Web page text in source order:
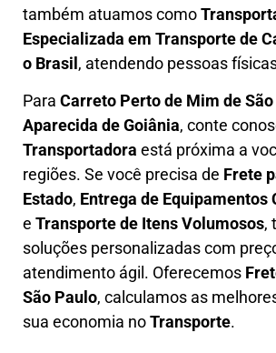
também atuamos como
Especializada em Transporte de
o Brasil, atendendo pessoas
Para Carreto Perto de Mim de
Aparecida de Goiânia, conte
Transportadora está próxima a
regiões. Se você precisa de Frete
Estado, Entrega de Equipamentos
e Transporte de Itens Volumosos,
soluções personalizadas com
atendimento ágil . Oferecemos F
São Paulo, calculamos as
sua economia noTransporte.